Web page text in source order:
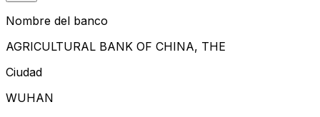
Nombre del banco
AGRICULTURAL BANK OF CHINA, THE
Ciudad
WUHAN